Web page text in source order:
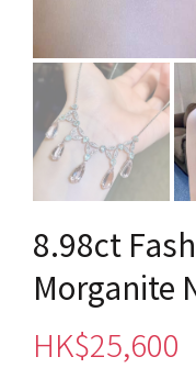
8.98ct
Morganite
HK$25,600